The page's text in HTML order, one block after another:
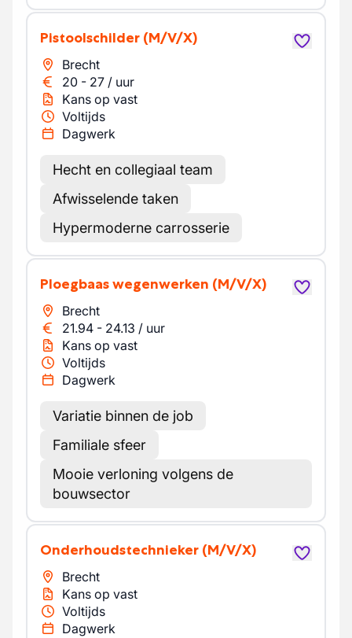
Pistoolschilder (M/V/X)
Brecht
20 - 27 / uur
Kans op vast
Voltijds
Dagwerk
Hecht en collegiaal team
Afwisselende taken
Hypermoderne carrosserie
Ploegbaas wegenwerken (M/V/X)
Brecht
21.94 - 24.13 / uur
Kans op vast
Voltijds
Dagwerk
Variatie binnen de job
Familiale sfeer
Mooie verloning volgens de
bouwsector
Onderhoudstechnieker (M/V/X)
Brecht
Kans op vast
Voltijds
Dagwerk